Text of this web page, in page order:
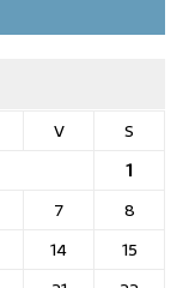
V
S
1
7
8
14
15